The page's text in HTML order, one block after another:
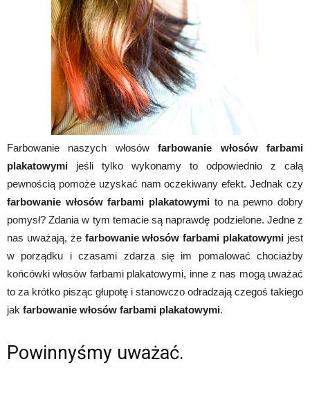
Farbowanie naszych włosówfarbowanie włosów farbami
plakatowymi jeśli tylko wykonamy to odpowiednio z całą
pewnością pomoże uzyskać nam oczekiwany efekt. Jednak czy
farbowanie włosów farbami plakatowymi to na pewno dobry
pomysł? Zdania w tym temacie są naprawdę podzielone. Jedne z
nas uważają, że farbowanie włosów farbami plakatowymi jest
w porządku i czasami zdarza się im pomalować chociażby
końcówki włosów farbami plakatowymi, inne z nas mogą uważać
to za krótko pisząc głupotę i stanowczo odradzają czegoś takiego
jak farbowanie włosów farbami plakatowymi.
Powinnyśmy uważać.